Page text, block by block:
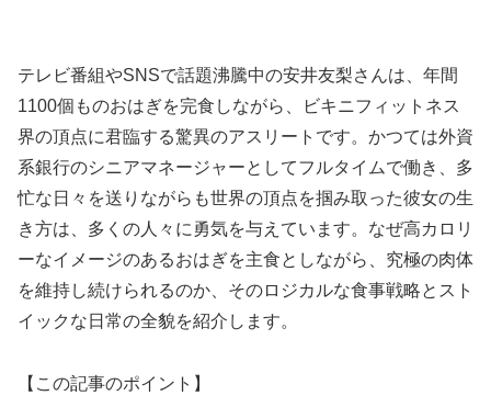
テレビ番組やSNSで話題沸騰中の安井友梨さんは、年間
1100個ものおはぎを完食しながら、ビキニフィットネス
界の頂点に君臨する驚異のアスリートです。かつては外資
系銀行のシニアマネージャーとしてフルタイムで働き、多
忙な日々を送りながらも世界の頂点を掴み取った彼女の生
き方は、多くの人々に勇気を与えています。なぜ高カロリ
ーなイメージのあるおはぎを主食としながら、究極の肉体
を維持し続けられるのか、そのロジカルな食事戦略とスト
イックな日常の全貌を紹介します。
【この記事のポイント】